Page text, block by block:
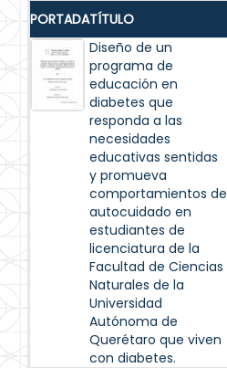
PORTADATÍTULO
Diseño de un
programa de
educación en
diabetes que
responda a las
necesidades
educativas sentidas
y promueva
comportamientos de
autocuidado en
estudiantes de
licenciatura de la
Facultad de Ciencias
Naturales de la
Universidad
Autónoma de
Querétaro que viven
con diabetes.